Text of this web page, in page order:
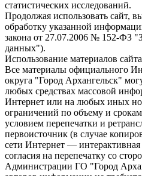
статистических исследований.
Продолжая использовать сайт,
обработку указанной
закона от 27.07.2006 № 152-ФЗ
данных").
Использование материалов сайта
Все материалы официального
округа "Город Архангельск"
любых средствах массовой
Интернет или на любых иных
ограничений по объему и
условием перепечатки и
первоисточник (в случае
сети Интернет —
согласия на перепечатку со
Администрации ГО "Город